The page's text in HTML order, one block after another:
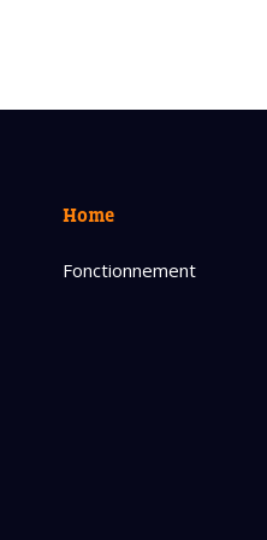
Home
Fonctionnement